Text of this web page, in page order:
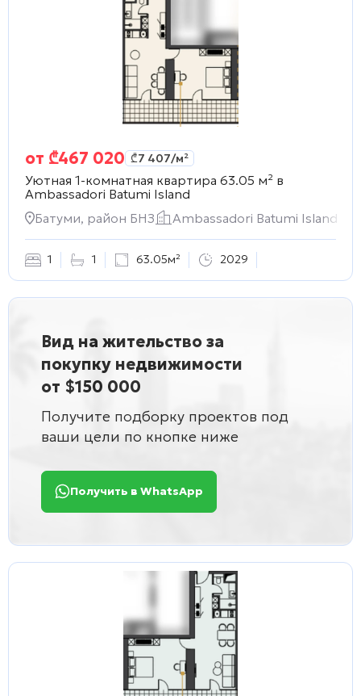
от ₾467 020 ₾7 407/м²
Уютная 1-комнатная квартира 63.05 м² в
Ambassadori Batumi Island
Батуми, район БНЗ
Ambassadori Batumi Island
1 1 63.05м² 2029
Вид на жительство за
покупку недвижимости
от $150 000
Получите подборку проектов под
ваши цели по кнопке ниже
Получить в WhatsApp